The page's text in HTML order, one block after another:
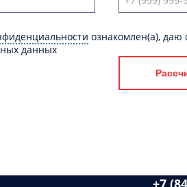
ознакомлен(а), даю
данных
+7